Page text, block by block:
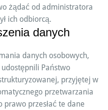
żądać od administratora
ich odbiorcą.
danych
danych osobowych,
Państwo
przyjętej w
przetwarzania
przesłać te dane